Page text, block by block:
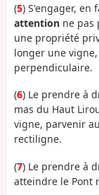
(5) S'engager, en
attention ne pas
une propriété
longer une
perpendiculaire.
(6) Le prendre à
mas du Haut
vigne, parvenir
rectiligne.
(7) Le prendre à
atteindre le Pont